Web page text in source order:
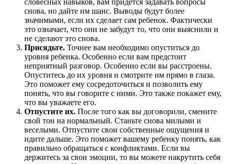
снова, но дайте им шанс. Выводы будут более
значимыми, если их сделает сам ребенок. Фактически
это означает, что они не забудут то, что они выяснили и
не сделают это снова.
Присядьте. Точнее вам необходимо опуститься до
уровня ребенка. Особенно если вам предстоит
неприятный разговор. Особенно если вы расстроены.
Опуститесь до их уровня и смотрите им прямо в глаза.
Это поможет ему сосредоточиться и позволить ему
понять, что вы говорите с ними. Это также покажет ему,
что вы уважаете его.
Отпустите их. После того как вы договорили, смените
свой тон на нормальный. Станьте снова милыми и
веселыми. Отпустите свои собственные ощущения и
идите дальше. Это поможет вашему ребенку понять, как
правильно обращаться с конфликтами. Если вы
держитесь за свои эмоции, то вы можете накрутить себя